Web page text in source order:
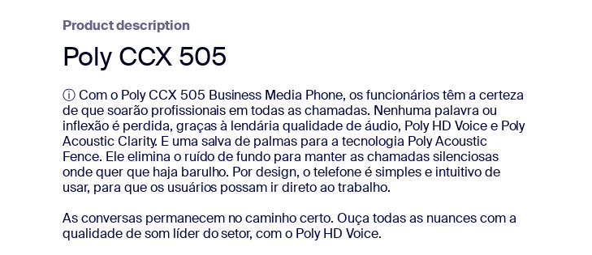
Product description
Poly CCX 505
ⓘ Com o Poly CCX 505 Business Media Phone, os funcionários têm a certeza
de que soarão profissionais em todas as chamadas. Nenhuma palavra ou
inflexão é perdida, graças à lendária qualidade de áudio, Poly HD Voice e Poly
Acoustic Clarity. E uma salva de palmas para a tecnologia Poly Acoustic
Fence. Ele elimina o ruído de fundo para manter as chamadas silenciosas
onde quer que haja barulho. Por design, o telefone é simples e intuitivo de
usar, para que os usuários possam ir direto ao trabalho.
As conversas permanecem no caminho certo. Ouça todas as nuances com a
qualidade de som líder do setor, com o Poly HD Voice.